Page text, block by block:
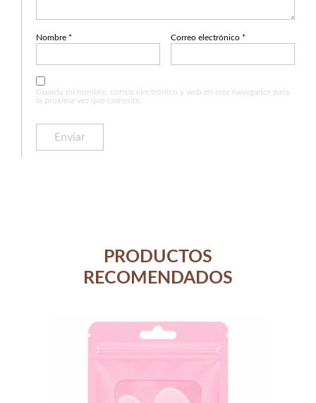
Nombre * Correo electrónico *
Guarda mi nombre, correo electrónico y web en este navegador para
la próxima vez que comente.
PRODUCTOS
RECOMENDADOS